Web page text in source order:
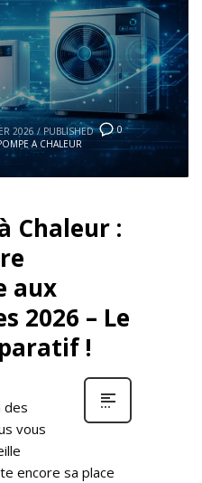
0
2026 / PUBLISHED
A CHALEUR
Chaleur :
aux
2026 – Le
!
des
vous
encore sa place